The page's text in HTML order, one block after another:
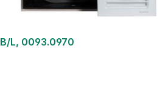
L, 0093.0970